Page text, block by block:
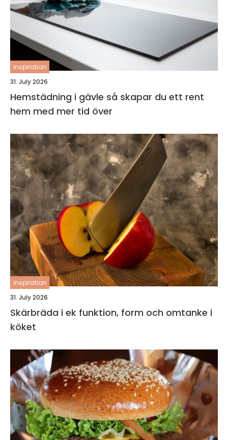
inspiration
31. July 2026
Hemstädning i gävle så skapar du ett rent
hem med mer tid över
inspiration
31. July 2026
Skärbräda i ek funktion, form och omtanke i
köket